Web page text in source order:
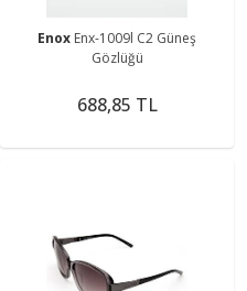
Enox Enx-1009l C2 Güneş
Gözlüğü
688,85 TL